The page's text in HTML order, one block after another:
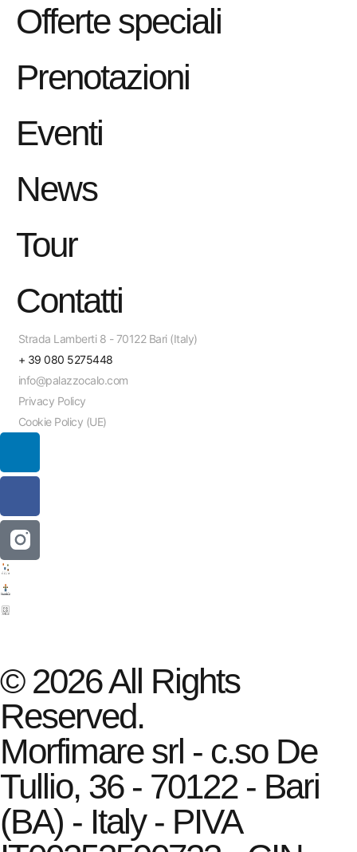
Offerte speciali
Prenotazioni
Eventi
News
Tour
Contatti
Strada Lamberti 8 - 70122 Bari (Italy)
+ 39 080 5275448
info@palazzocalo.com
Privacy Policy
Cookie Policy (UE)
© 2026 All Rights
Reserved.
Morfimare srl - c.so De
Tullio, 36 - 70122 - Bari
(BA) - Italy - PIVA